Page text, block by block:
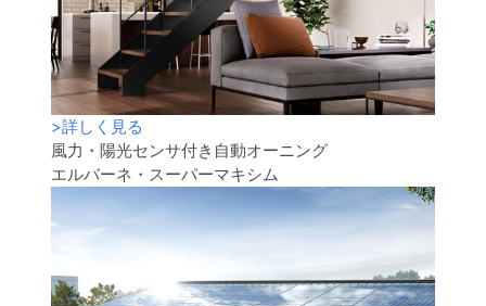
>詳しく見る
風力・陽光センサ付き自動オーニング
エルバーネ・スーパーマキシム